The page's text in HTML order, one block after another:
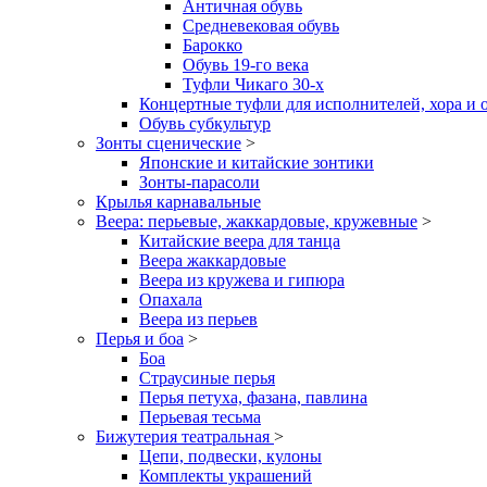
Античная обувь
Средневековая обувь
Барокко
Обувь 19-го века
Туфли Чикаго 30-х
Концертные туфли для исполнителей, хора и
Обувь субкультур
Зонты сценические >
Японские и китайские зонтики
Зонты-парасоли
Крылья карнавальные
Веера: перьевые, жаккардовые, кружевные >
Китайские веера для танца
Веера жаккардовые
Веера из кружева и гипюра
Опахала
Веера из перьев
Перья и боа >
Боа
Страусиные перья
Перья петуха, фазана, павлина
Перьевая тесьма
Бижутерия театральная >
Цепи, подвески, кулоны
Комплекты украшений